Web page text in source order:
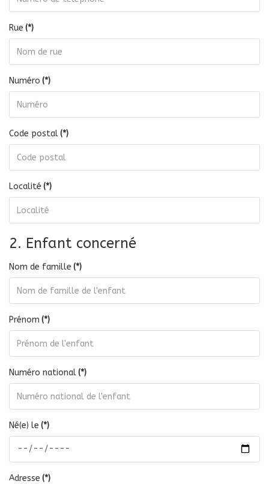
Rue (*)
Numéro (*)
Code postal(*)
Localité (*)
2. Enfant concerné
Nom de famille (*)
Prénom (*)
Numéro national(*)
Né(e) le (*)
Adresse (*)